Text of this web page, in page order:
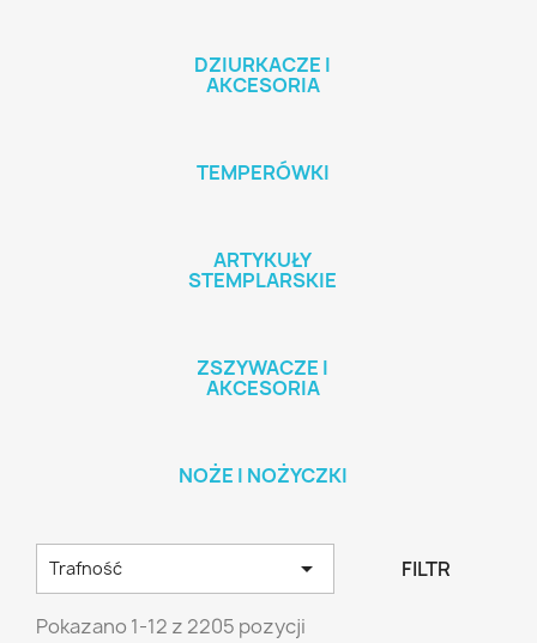
DZIURKACZE I
AKCESORIA
TEMPERÓWKI
ARTYKUŁY
STEMPLARSKIE
ZSZYWACZE I
AKCESORIA
NOŻE I NOŻYCZKI
Trafność  FILTR
Pokazano 1-12 z 2205 pozycji